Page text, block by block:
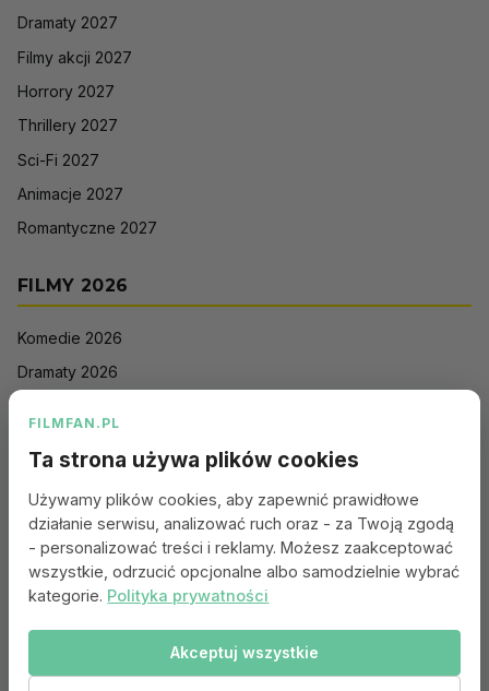
Dramaty 2027
Filmy akcji 2027
Horrory 2027
Thrillery 2027
Sci-Fi 2027
Animacje 2027
Romantyczne 2027
FILMY 2026
Komedie 2026
Dramaty 2026
Sci-Fi 2026
Animacje 2026
Romantyczne 2026
Portal:
FILMFAN.PL
Ta strona używa plików cookies
Używamy plików cookies, aby zapewnić prawidłowe
działanie serwisu, analizować ruch oraz - za Twoją zgodą
- personalizować treści i reklamy. Możesz zaakceptować
wszystkie, odrzucić opcjonalne albo samodzielnie wybrać
kategorie. Polityka prywatności
Akceptuj wszystkie